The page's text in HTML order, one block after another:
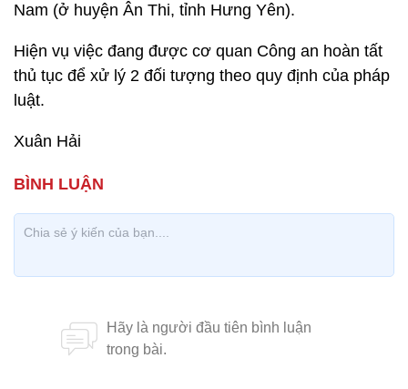
Nam (ở huyện Ân Thi, tỉnh Hưng Yên).
Hiện vụ việc đang được cơ quan Công an hoàn tất
thủ tục để xử lý 2 đối tượng theo quy định của pháp
luật.
Xuân Hải